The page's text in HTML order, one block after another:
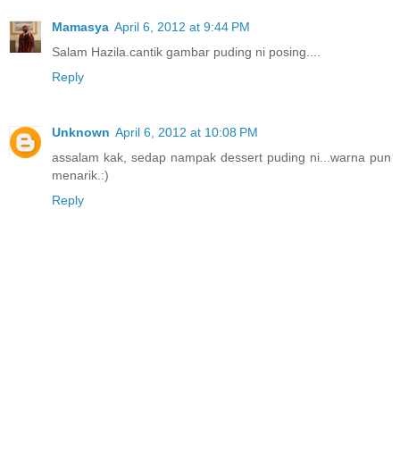
Mamasya April 6, 2012 at 9:44 PM
Salam Hazila.cantik gambar puding ni posing....
Reply
Unknown April 6, 2012 at 10:08 PM
assalam kak, sedap nampak dessert puding ni...warna pun
menarik.:)
Reply